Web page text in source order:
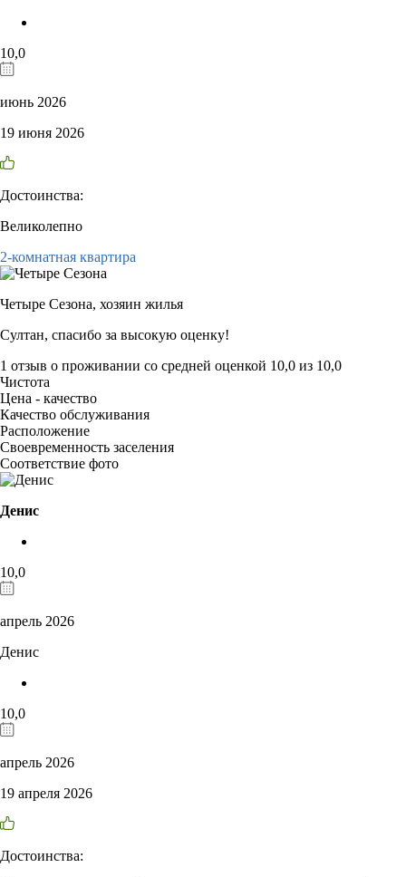
10,0
июнь 2026
19 июня 2026
Достоинства:
Великолепно
2-комнатная квартира
Четыре Сезона, хозяин жилья
Султан, спасибо за высокую оценку!
1 отзыв о проживании со средней оценкой 10,0 из 10,0
Чистота
Цена - качество
Качество обслуживания
Расположение
Своевременность заселения
Соответствие фото
Денис
10,0
апрель 2026
Денис
10,0
апрель 2026
19 апреля 2026
Достоинства: